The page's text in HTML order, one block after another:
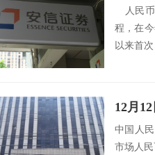
人民币
程，在
以来首
12月
中国人
市场人